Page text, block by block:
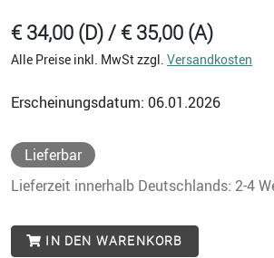
€ 34,00 (D) / € 35,00 (A)
Alle Preise inkl. MwSt zzgl. Versandkosten
Erscheinungsdatum: 06.01.2026
Lieferbar
Lieferzeit innerhalb Deutschlands: 2-4
IN DEN WARENKORB